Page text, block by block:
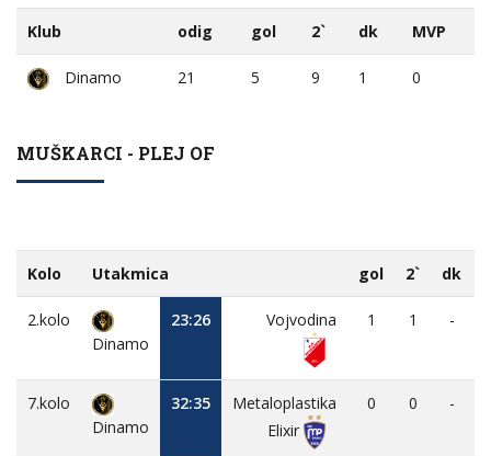
Klub odig gol 2` dk MVP
Dinamo 21 5 9 1 0
MUŠKARCI - PLEJ OF
Kolo Utakmica gol 2` dk
2.kolo
Dinamo
23:26 Vojvodina 1 1 -
7.kolo
Dinamo
32:35
Metaloplastika
Elixir
0 0 -